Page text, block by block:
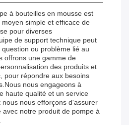
à bouteilles en mousse est
simple et efficace de
pour diverses
de support technique peut
ou problème lié au
offrons une gamme de
des produits et
pour répondre aux besoins
nous engageons à
haute qualité et un service
nous efforçons d'assurer
avec notre produit de pompe à